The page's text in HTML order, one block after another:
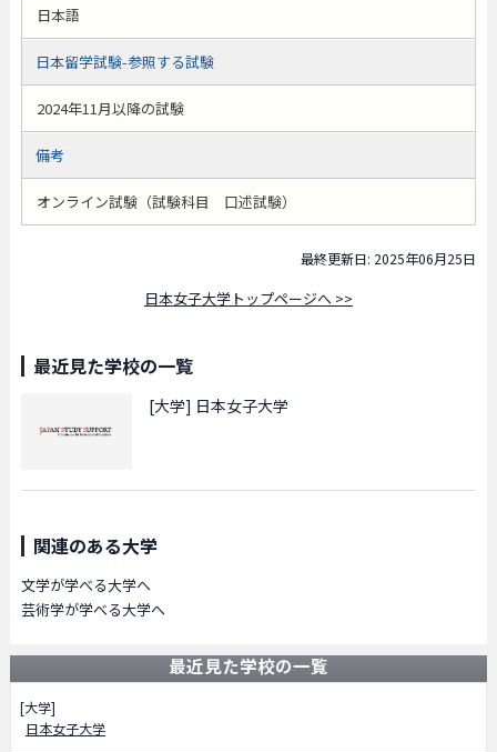
日本語
日本留学試験-参照する試験
2024年11月以降の試験
備考
オンライン試験（試験科目 口述試験）
最終更新日: 2025年06月25日
日本女子大学トップページへ >>
最近見た学校の一覧
[大学] 日本女子大学
関連のある大学
文学が学べる大学へ
芸術学が学べる大学へ
最近見た学校の一覧
[大学]
日本女子大学